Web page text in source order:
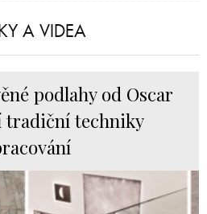
A VIDEA
podlahy od Oscar
tradiční techniky